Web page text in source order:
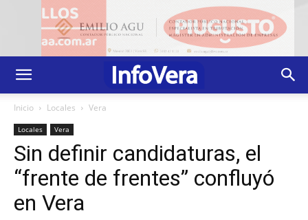
Inicio Locales Vera
Locales Vera
Sin definir candidaturas, el
“frente de frentes” confluyó
en Vera